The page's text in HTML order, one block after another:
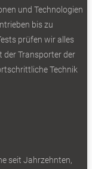
und Technologien
bis zu
prüfen wir alles
der Transporter der
Technik
seit Jahrzehnten,